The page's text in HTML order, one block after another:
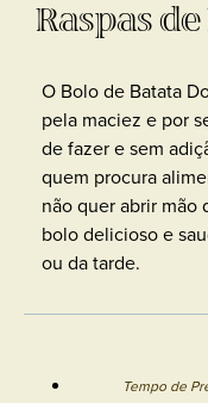
Raspas
O Bolo de Batata
pela maciez e por
de fazer e sem
quem procura
não quer abrir mão
bolo delicioso e
ou da tarde.
Tempo de